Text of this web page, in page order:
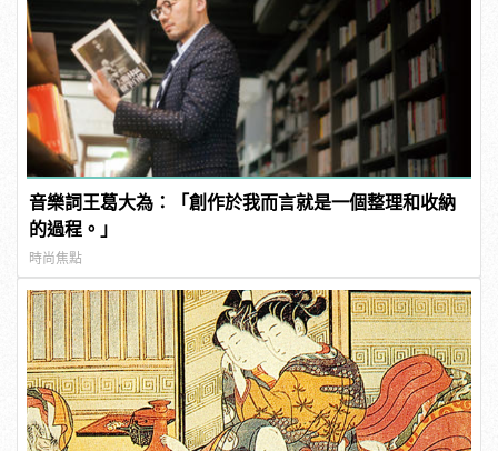
音樂詞王葛大為：「創作於我而言就是一個整理和收納
的過程。」
時尚焦點